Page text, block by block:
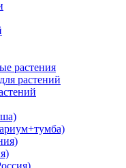
растения
растений